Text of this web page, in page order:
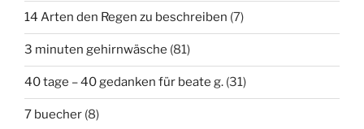
14 Arten den Regen zu beschreiben (7)
3 minuten gehirnwäsche (81)
40 tage – 40 gedanken für beate g. (31)
7 buecher (8)